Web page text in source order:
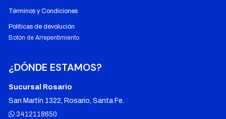
Términos y Condiciones
Políticas de devolución
Botón de Arrepentimiento
¿DÓNDE ESTAMOS?
Sucursal Rosario
San Martín 1322, Rosario, Santa Fe.
3412118650